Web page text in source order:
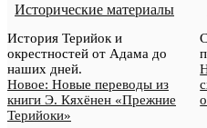
Исторические материалы
История Терийок и
окрестностей от Адама до
наших дней.
Новое: Новые переводы из
книги Э. Кяхёнен «Прежние
Терийоки»